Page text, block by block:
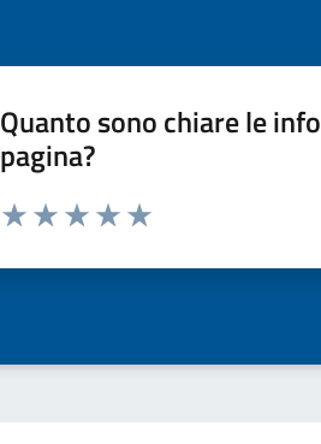
Quanto sono chiare le
pagina?
Valuta da 1 a 5 stelle la pagina